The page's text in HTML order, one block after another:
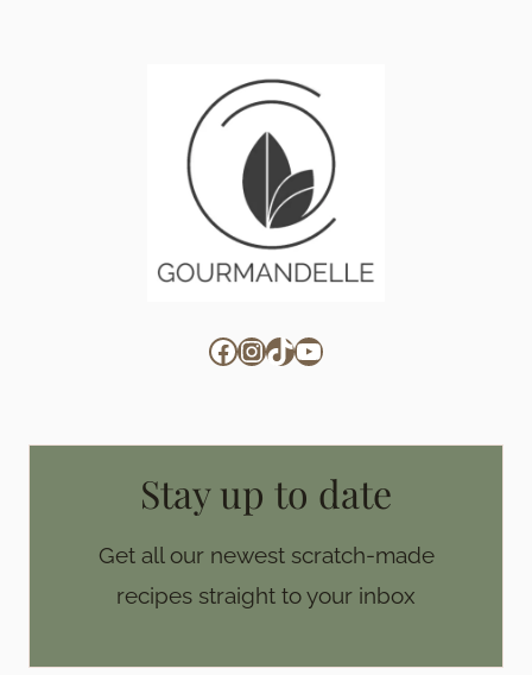
Facebook
Instagram
TikTok
YouTube
Stay up to date
Get all our newest scratch-made
recipes straight to your inbox